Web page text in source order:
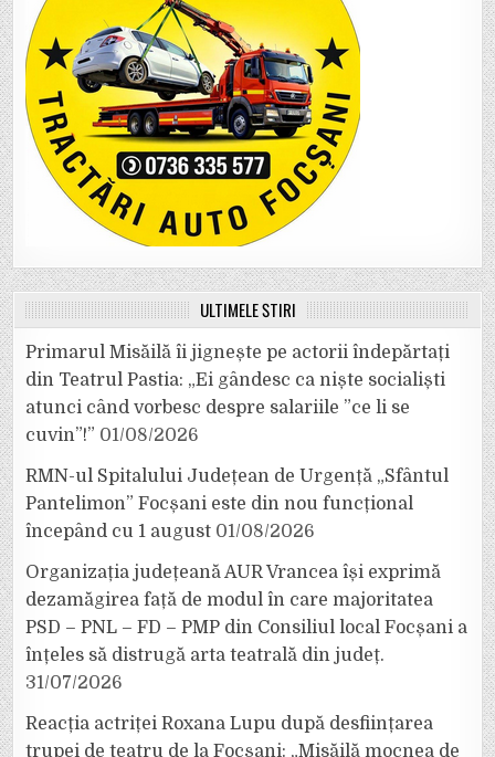
ULTIMELE ȘTIRI
Primarul Misăilă îi jignește pe actorii îndepărtați
din Teatrul Pastia: „Ei gândesc ca niște socialiști
atunci când vorbesc despre salariile ”ce li se
cuvin”!” 01/08/2026
RMN-ul Spitalului Județean de Urgență „Sfântul
Pantelimon” Focșani este din nou funcțional
începând cu 1 august 01/08/2026
Organizația județeană AUR Vrancea își exprimă
dezamăgirea față de modul în care majoritatea
PSD – PNL – FD – PMP din Consiliul local Focșani a
înțeles să distrugă arta teatrală din județ.
31/07/2026
Reacția actriței Roxana Lupu după desființarea
trupei de teatru de la Focșani: „Misăilă mocnea de